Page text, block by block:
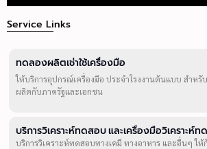
Service Links
ทดลองผลิตเช่าใช้เครื่องมือ
ให้บริการอุปกรณ์เครื่องมือ ประจำโรงงานต้นแบบ สำหรั
ผลิตกับภาครัฐและเอกชน
บริการวิเคราะห์ทดสอบ และเครื่องมือวิเคราะห์ท
บริการวิเคราะห์ทดสอบทางเคมี ทางอาหาร และอื่นๆ ใ